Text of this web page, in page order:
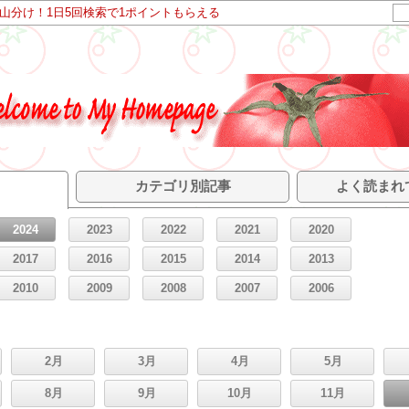
分け！1日5回検索で1ポイントもらえる
カテゴリ別記事 よく読まれ
2024 2023 2022 2021 2020
2017 2016 2015 2014 2013
2010 2009 2008 2007 2006
2月 3月 4月 5月
8月 9月 10月 11月